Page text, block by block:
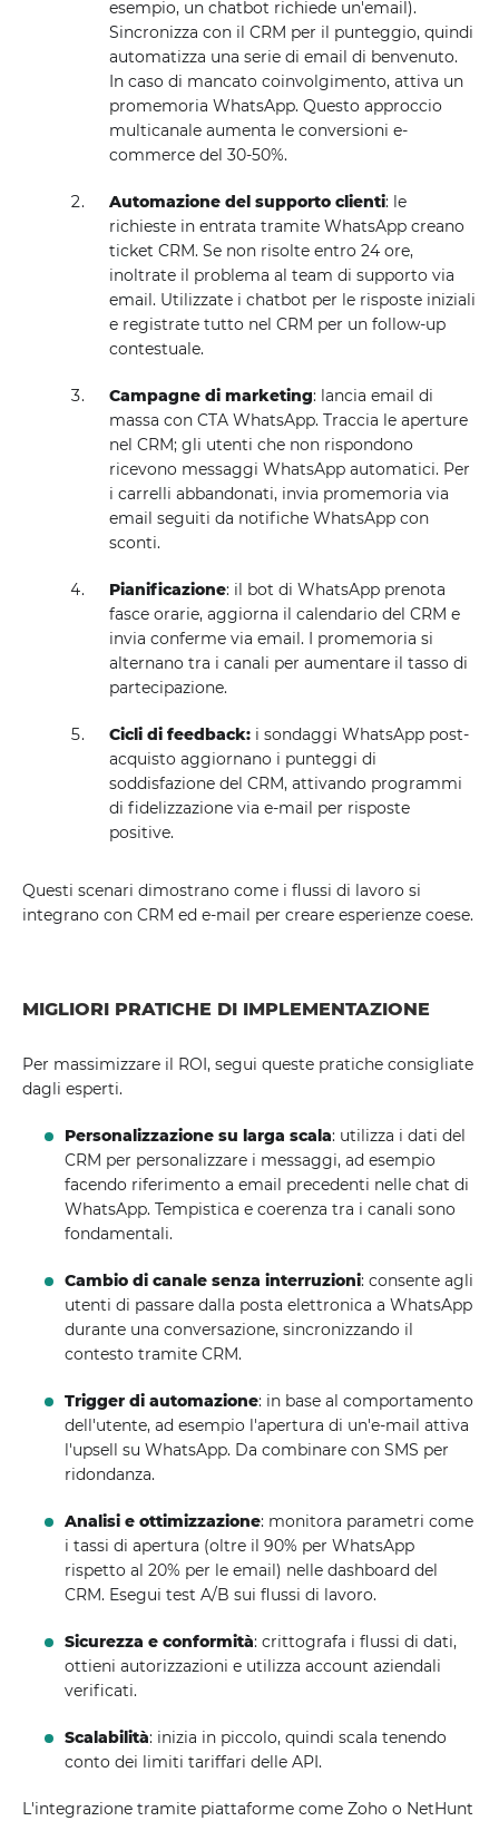
esempio, un chatbot richiede un'email).
Sincronizza con il CRM per il punteggio, quindi
automatizza una serie di email di benvenuto.
In caso di mancato coinvolgimento, attiva un
promemoria WhatsApp. Questo approccio
multicanale aumenta le conversioni e-
commerce del 30-50%.
Automazione del supporto clienti: le
richieste in entrata tramite WhatsApp creano
ticket CRM. Se non risolte entro 24 ore,
inoltrate il problema al team di supporto via
email. Utilizzate i chatbot per le risposte iniziali
e registrate tutto nel CRM per un follow-up
contestuale.
Campagne di marketing: lancia email di
massa con CTA WhatsApp. Traccia le aperture
nel CRM; gli utenti che non rispondono
ricevono messaggi WhatsApp automatici. Per
i carrelli abbandonati, invia promemoria via
email seguiti da notifiche WhatsApp con
sconti.
Pianificazione: il bot di WhatsApp prenota
fasce orarie, aggiorna il calendario del CRM e
invia conferme via email. I promemoria si
alternano tra i canali per aumentare il tasso di
partecipazione.
Cicli di feedback: i sondaggi WhatsApp post-
acquisto aggiornano i punteggi di
soddisfazione del CRM, attivando programmi
di fidelizzazione via e-mail per risposte
positive.
Questi scenari dimostrano come i flussi di lavoro si
integrano con CRM ed e-mail per creare esperienze coese.
MIGLIORI PRATICHE DI IMPLEMENTAZIONE
Per massimizzare il ROI, segui queste pratiche consigliate
dagli esperti.
Personalizzazione su larga scala: utilizza i dati del
CRM per personalizzare i messaggi, ad esempio
facendo riferimento a email precedenti nelle chat di
WhatsApp. Tempistica e coerenza tra i canali sono
fondamentali.
Cambio di canale senza interruzioni: consente agli
utenti di passare dalla posta elettronica a WhatsApp
durante una conversazione, sincronizzando il
contesto tramite CRM.
Trigger di automazione: in base al comportamento
dell'utente, ad esempio l'apertura di un'e-mail attiva
l'upsell su WhatsApp. Da combinare con SMS per
ridondanza.
Analisi e ottimizzazione: monitora parametri come
i tassi di apertura (oltre il 90% per WhatsApp
rispetto al 20% per le email) nelle dashboard del
CRM. Esegui test A/B sui flussi di lavoro.
Sicurezza e conformità: crittografa i flussi di dati,
ottieni autorizzazioni e utilizza account aziendali
verificati.
Scalabilità: inizia in piccolo, quindi scala tenendo
conto dei limiti tariffari delle API.
L'integrazione tramite piattaforme come Zoho o NetHunt